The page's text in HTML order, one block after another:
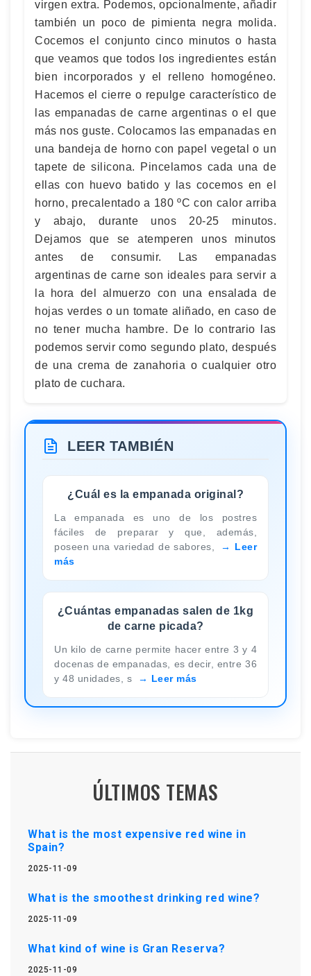
virgen extra. Podemos, opcionalmente, añadir
también un poco de pimienta negra molida.
Cocemos el conjunto cinco minutos o hasta
que veamos que todos los ingredientes están
bien incorporados y el relleno homogéneo.
Hacemos el cierre o repulge característico de
las empanadas de carne argentinas o el que
más nos guste. Colocamos las empanadas en
una bandeja de horno con papel vegetal o un
tapete de silicona. Pincelamos cada una de
ellas con huevo batido y las cocemos en el
horno, precalentado a 180 ºC con calor arriba
y abajo, durante unos 20-25 minutos.
Dejamos que se atemperen unos minutos
antes de consumir. Las empanadas
argentinas de carne son ideales para servir a
la hora del almuerzo con una ensalada de
hojas verdes o un tomate aliñado, en caso de
no tener mucha hambre. De lo contrario las
podemos servir como segundo plato, después
de una crema de zanahoria o cualquier otro
plato de cuchara.
LEER TAMBIÉN
¿Cuál es la empanada original?
La empanada es uno de los postres
fáciles de preparar y que, además,
poseen una variedad de sabores,
Leer
más
¿Cuántas empanadas salen de 1kg
de carne picada?
Un kilo de carne permite hacer entre 3 y 4
docenas de empanadas, es decir, entre 36
y 48 unidades, s
Leer más
ÚLTIMOS TEMAS
What is the most expensive red wine in
Spain?
2025-11-09
What is the smoothest drinking red wine?
2025-11-09
What kind of wine is Gran Reserva?
2025-11-09